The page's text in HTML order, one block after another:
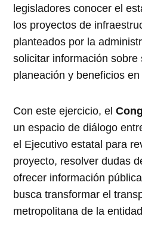
legisladores conocer el
los proyectos de
planteados por la
solicitar información sobre
planeación y beneficios
Con este ejercicio, el
un espacio de diálogo
el Ejecutivo estatal para
proyecto, resolver dudas
ofrecer información
busca transformar el
metropolitana de la